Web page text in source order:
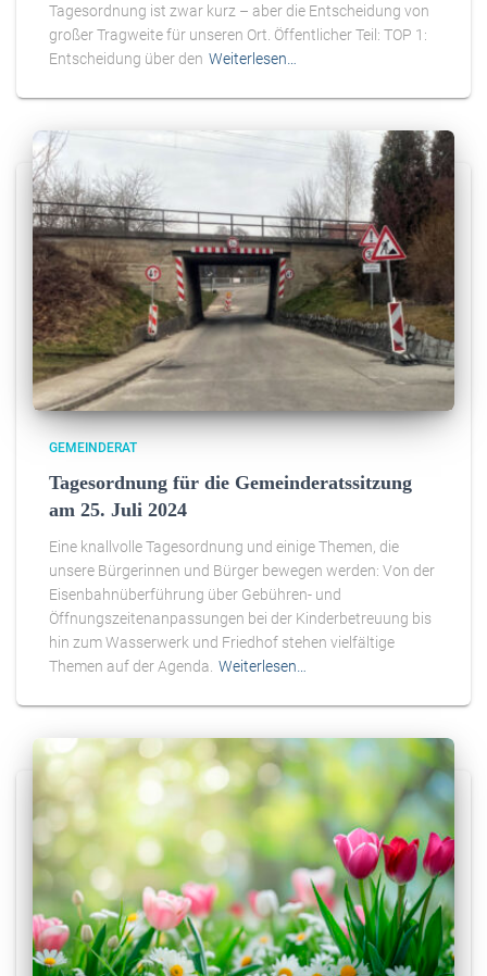
Tagesordnung ist zwar kurz – aber die Entscheidung von
großer Tragweite für unseren Ort. Öffentlicher Teil: TOP 1:
Entscheidung über den Weiterlesen…
GEMEINDERAT
Tagesordnung für die Gemeinderatssitzung
am 25. Juli 2024
Eine knallvolle Tagesordnung und einige Themen, die
unsere Bürgerinnen und Bürger bewegen werden: Von der
Eisenbahnüberführung über Gebühren- und
Öffnungszeitenanpassungen bei der Kinderbetreuung bis
hin zum Wasserwerk und Friedhof stehen vielfältige
Themen auf der Agenda. Weiterlesen…